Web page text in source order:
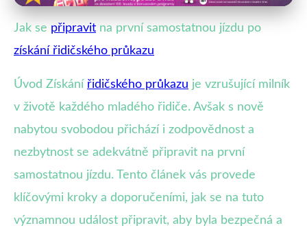
Jak si připravit první samostatnou
jízdu: Kompletní průvodce
13. 6. 2025· 4 min čtení · Autor: Petra Malíková
Jak se připravit na první samostatnou jízdu po
získání řidičského průkazu
Úvod Získání řidičského průkazu je vzrušující milník
v životě každého mladého řidiče. Avšak s nově
nabytou svobodou přichází i zodpovědnost a
nezbytnost se adekvátně připravit na první
samostatnou jízdu. Tento článek vás provede
klíčovými kroky a doporučeními, jak se na tuto
významnou událost připravit, aby byla bezpečná a